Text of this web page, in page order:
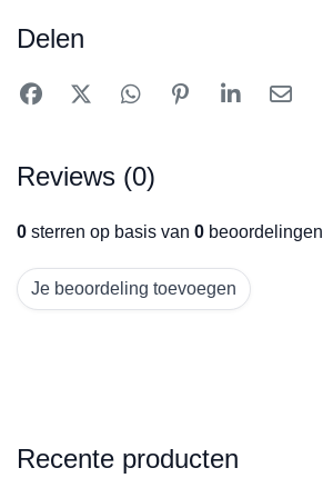
Delen
Reviews (0)
0 sterren op basis van 0 beoordelingen
Je beoordeling toevoegen
Recente producten